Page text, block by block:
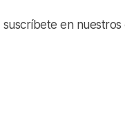
suscríbete en